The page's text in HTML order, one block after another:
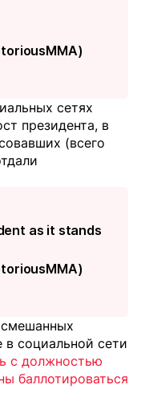
сетях
президента, в
(всего
as it stands
смешанных
в социальной сети
с должностью
баллотироваться